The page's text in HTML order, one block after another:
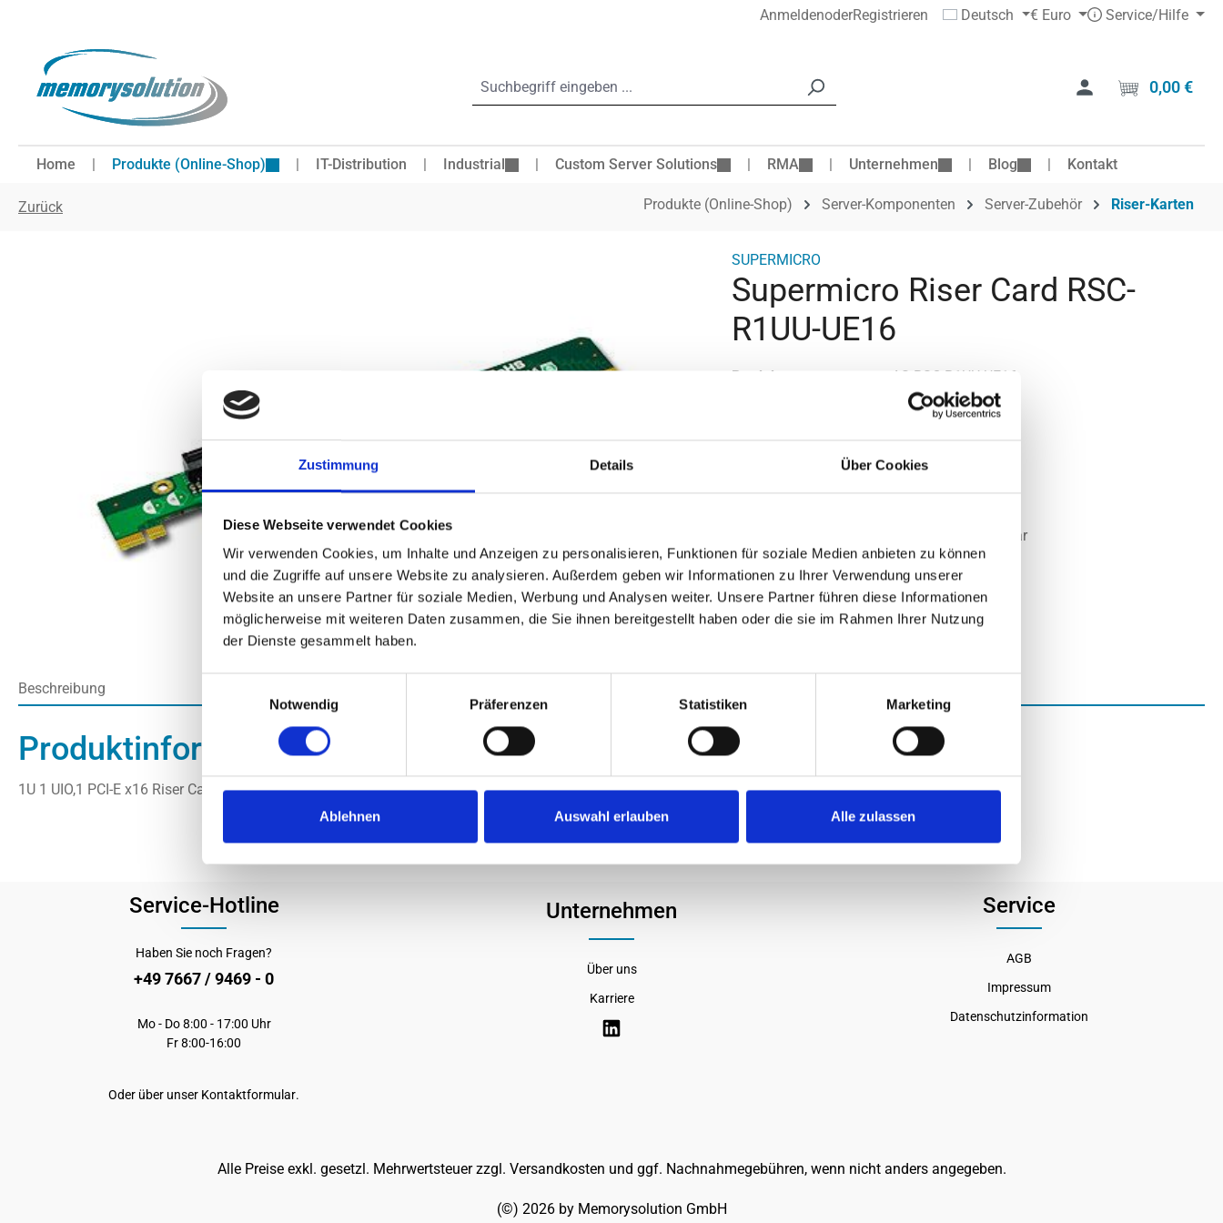
Zustimmung Details Über Cookies
Diese Webseite verwendet Cookies
Wir verwenden Cookies, um Inhalte und Anzeigen zu personalisieren, Funktionen für soziale Medien anbieten zu können
und die Zugriffe auf unsere Website zu analysieren. Außerdem geben wir Informationen zu Ihrer Verwendung unserer
Website an unsere Partner für soziale Medien, Werbung und Analysen weiter. Unsere Partner führen diese Informationen
möglicherweise mit weiteren Daten zusammen, die Sie ihnen bereitgestellt haben oder die sie im Rahmen Ihrer Nutzung
der Dienste gesammelt haben.
Notwendig
Präferenzen Statistiken Marketing
Ablehnen Auswahl erlauben Alle zulassen
AnmeldenoderRegistrieren Deutsch € Euro Service/Hilfe
0,00 €
Home Produkte (Online-Shop) IT-Distribution Industrial Custom Server Solutions RMA Unternehmen Blog Kontakt
Zurück Produkte (Online-Shop) Server-Komponenten Server-Zubehör Riser-Karten
SUPERMICRO
Supermicro Riser Card RSC-
R1UU-UE16
Produktnummer:
AS-RSC-R1UU-UE16
672042046393
Hersteller-Nr.:
RSC-R1UU-UE16
SUPERMICRO
Nicht mehr verfügbar
Preis auf Anfrage
Beschreibung
Produktinformationen "Supermicro Riser Card RSC-R1UU-UE16"
1U 1 UIO,1 PCI-E x16 Riser Card From Factor: 1U, Position: Left Slot UIO, Output Type: 1 UIO,1 PCI-E x16, Motherboard Slot Type: UIO Slot (X8DTU/-F)
Service-Hotline
Haben Sie noch Fragen?
+49 7667 / 9469 - 0
Mo - Do 8:00 - 17:00 Uhr
Fr 8:00-16:00
Oder über unser Kontaktformular.
Unternehmen
Über uns
Karriere
Service
AGB
Impressum
Datenschutzinformation
Alle Preise exkl. gesetzl. Mehrwertsteuer zzgl. Versandkosten und ggf. Nachnahmegebühren, wenn nicht anders angegeben.
(©) 2026 by Memorysolution GmbH